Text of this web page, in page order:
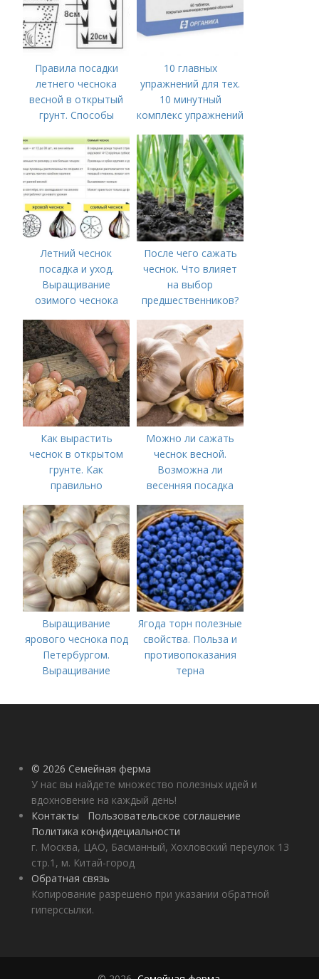
Правила посадки
летнего чеснока
весной в открытый
грунт. Способы
10 главных
упражнений для тех.
10 минутный
комплекс упражнений
времени на спорт
Летний чеснок
посадка и уход.
Выращивание
озимого чеснока
После чего сажать
чеснок. Что влияет
на выбор
предшественников?
Как вырастить
чеснок в открытом
грунте. Как
правильно
открытом грунте
Можно ли сажать
чеснок весной.
Возможна ли
весенняя посадка
лучше делать
Выращивание
ярового чеснока под
Петербургом.
Выращивание
важных моментов
Ягода торн полезные
свойства. Польза и
противопоказания
терна
© 2026 Семейная ферма
У нас вы найдете множество полезных идей и
вдохновение на каждый день!
Контакты
Пользовательское соглашение
Политика конфидециальности
г. Москва, ЦАО, Басманный, Хохловский переулок 13
стр.1, м. Китай-город
Обратная связь
Копирование разрешено при указании обратной
гиперссылки.